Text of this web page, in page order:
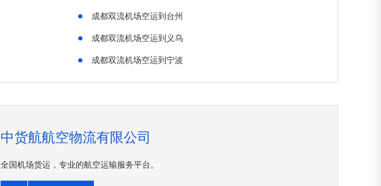
● 成都双流机场空运到台州
● 成都双流机场空运到义乌
● 成都双流机场空运到宁波
中货航航空物流有限公司
全国机场货运，专业的航空运输服务平台。